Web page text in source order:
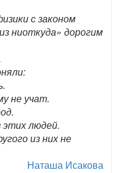
с законом
ниоткуда» дорогим
не учат.
этих людей.
из них не
Наташа Исакова